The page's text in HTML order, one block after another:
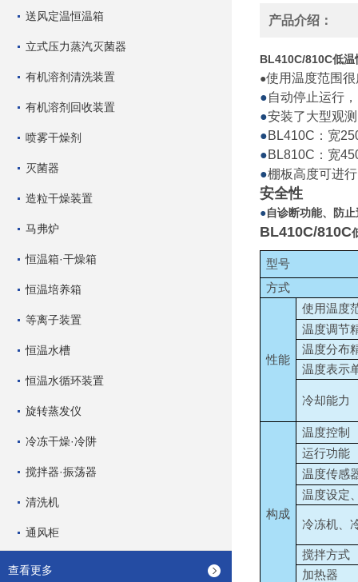
送风定温恒温箱
立式压力蒸汽灭菌器
有机溶剂清洗装置
有机溶剂回收装置
喷雾干燥剂
灭菌器
造粒干燥装置
马弗炉
恒温箱·干燥箱
恒温培养箱
等离子装置
恒温水槽
恒温水循环装置
旋转蒸发仪
冷冻干燥·冷阱
搅拌器·振荡器
清洗机
通风柜
查看更多
产品介绍：
BL410C/810C低温
●使用温度范围
●自动停止运行
●安装了大型观
●BL410C：宽
●BL810C：宽
●棚板高度可进
安全性
●自诊断功能、防
BL410C/810C
型号
方式
性能
使用温度
温度调节
温度分布
温度表示
冷却能力
构成
温度控制
运行功能
温度传感
温度设定
冷冻机、
搅拌方式
加热器